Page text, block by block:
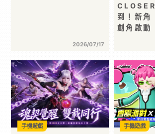
2026/07/17
到！新角
創角啟動
手機遊戲 手機遊戲